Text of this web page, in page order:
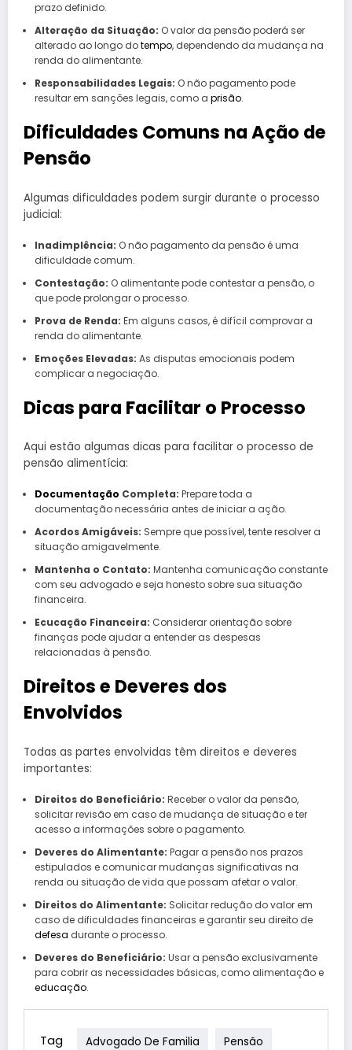
prazo definido.
Alteração da Situação: O valor da pensão poderá ser
alterado ao longo dotempo, dependendo da mudança na
renda do alimentante.
Responsabilidades Legais: O não pagamento pode
resultar em sanções legais, como a prisão.
Dificuldades Comuns na Ação de
Pensão
Algumas dificuldades podem surgir durante o processo
judicial:
Inadimplência: O não pagamento da pensão é uma
dificuldade comum.
Contestação: O alimentante pode contestar a pensão, o
que pode prolongar o processo.
Prova de Renda: Em alguns casos, é difícil comprovar a
renda do alimentante.
Emoções Elevadas: As disputas emocionais podem
complicar a negociação.
Dicas para Facilitar o Processo
Aqui estão algumas dicas para facilitar o processo de
pensão alimentícia:
Documentação Completa: Prepare toda a
documentação necessária antes de iniciar a ação.
Acordos Amigáveis: Sempre que possível, tente resolver a
situação amigavelmente.
Mantenha o Contato: Mantenha comunicação constante
com seu advogado e seja honesto sobre sua situação
financeira.
Ecucação Financeira: Considerar orientação sobre
finanças pode ajudar a entender as despesas
relacionadas à pensão.
Direitos e Deveres dos
Envolvidos
Todas as partes envolvidas têm direitos e deveres
importantes:
Direitos do Beneficiário: Receber o valor da pensão,
solicitar revisão em caso de mudança de situação e ter
acesso a informações sobre o pagamento.
Deveres do Alimentante: Pagar a pensão nos prazos
estipulados e comunicar mudanças significativas na
renda ou situação de vida que possam afetar o valor.
Direitos do Alimentante: Solicitar redução do valor em
caso de dificuldades financeiras e garantir seu direito de
defesa durante o processo.
Deveres do Beneficiário: Usar a pensão exclusivamente
para cobrir as necessidades básicas, como alimentação e
educação.
Tag Advogado De Familia Pensão